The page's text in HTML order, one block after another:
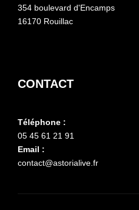
354 boulevard d'Encamps
16170 Rouillac
CONTACT
Téléphone :
05 45 61 21 91
Email :
contact@astorialive.fr